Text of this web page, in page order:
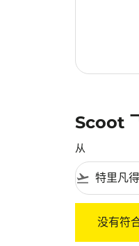
Scoot
从
flight_takeoff
没有符